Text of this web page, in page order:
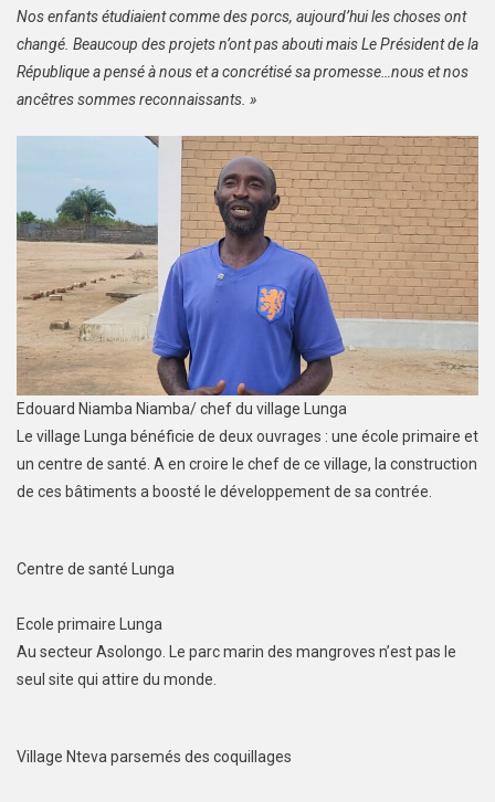
Nos enfants étudiaient comme des porcs, aujourd’hui les choses ont
changé. Beaucoup des projets n’ont pas abouti mais Le Président de la
République a pensé à nous et a concrétisé sa promesse…nous et nos
ancêtres sommes reconnaissants. »
Edouard Niamba Niamba/ chef du village Lunga
Le village Lunga bénéficie de deux ouvrages : une école primaire et
un centre de santé. A en croire le chef de ce village, la construction
de ces bâtiments a boosté le développement de sa contrée.
Centre de santé Lunga
Ecole primaire Lunga
Au secteur Asolongo. Le parc marin des mangroves n’est pas le
seul site qui attire du monde.
Village Nteva parsemés des coquillages